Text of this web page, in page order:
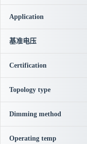
Application
基准电压
Certification
Topology type
Dimming method
Operating temp